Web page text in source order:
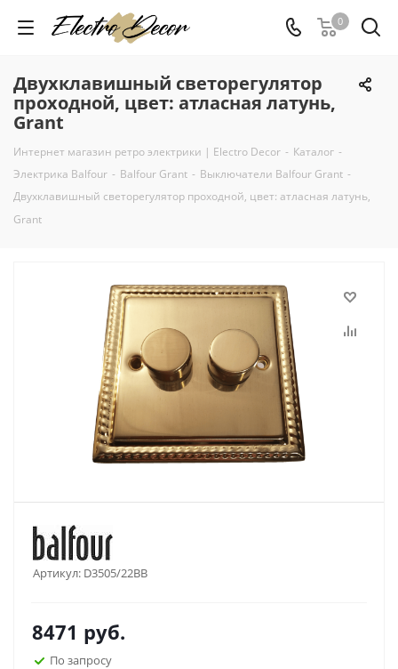
0
Двухклавишный светорегулятор
проходной, цвет: атласная латунь,
Grant
Интернет магазин ретро электрики | Electro Decor - Каталог -
Электрика Balfour - Balfour Grant - Выключатели Balfour Grant -
Двухклавишный светорегулятор проходной, цвет: атласная латунь,
Grant
Артикул: D3505/22BB
8471 руб.
По запросу